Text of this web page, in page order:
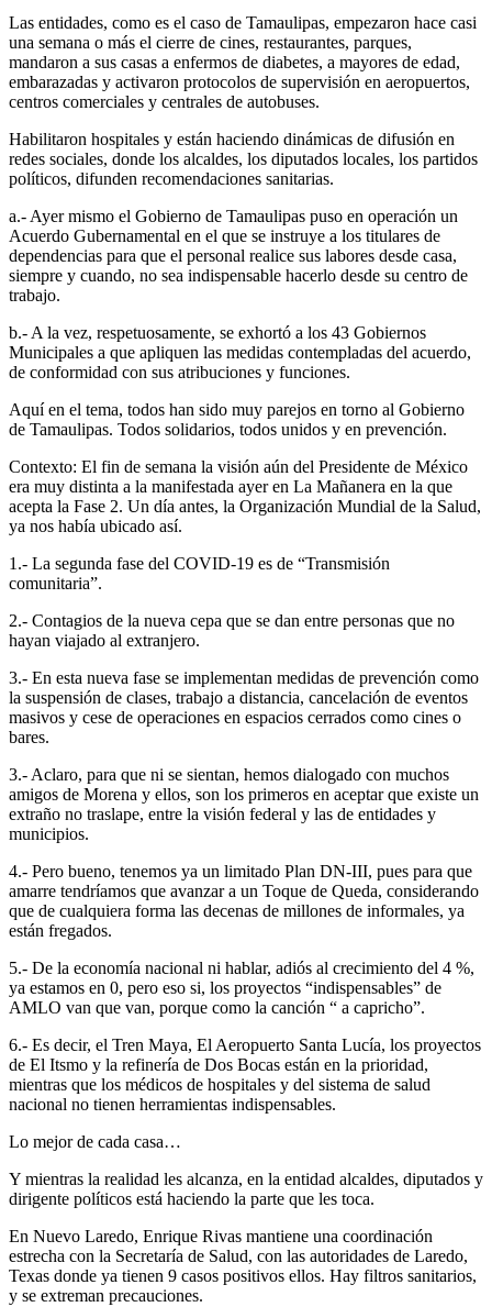
Las entidades, como es el caso de Tamaulipas, empezaron hace casi
una semana o más el cierre de cines, restaurantes, parques,
mandaron a sus casas a enfermos de diabetes, a mayores de edad,
embarazadas y activaron protocolos de supervisión en aeropuertos,
centros comerciales y centrales de autobuses.
Habilitaron hospitales y están haciendo dinámicas de difusión en
redes sociales, donde los alcaldes, los diputados locales, los partidos
políticos, difunden recomendaciones sanitarias.
a.- Ayer mismo el Gobierno de Tamaulipas puso en operación un
Acuerdo Gubernamental en el que se instruye a los titulares de
dependencias para que el personal realice sus labores desde casa,
siempre y cuando, no sea indispensable hacerlo desde su centro de
trabajo.
b.- A la vez, respetuosamente, se exhortó a los 43 Gobiernos
Municipales a que apliquen las medidas contempladas del acuerdo,
de conformidad con sus atribuciones y funciones.
Aquí en el tema, todos han sido muy parejos en torno al Gobierno
de Tamaulipas. Todos solidarios, todos unidos y en prevención.
Contexto: El fin de semana la visión aún del Presidente de México
era muy distinta a la manifestada ayer en La Mañanera en la que
acepta la Fase 2. Un día antes, la Organización Mundial de la Salud,
ya nos había ubicado así.
1.- La segunda fase del COVID-19 es de “Transmisión
comunitaria”.
2.- Contagios de la nueva cepa que se dan entre personas que no
hayan viajado al extranjero.
3.- En esta nueva fase se implementan medidas de prevención como
la suspensión de clases, trabajo a distancia, cancelación de eventos
masivos y cese de operaciones en espacios cerrados como cines o
bares.
3.- Aclaro, para que ni se sientan, hemos dialogado con muchos
amigos de Morena y ellos, son los primeros en aceptar que existe un
extraño no traslape, entre la visión federal y las de entidades y
municipios.
4.- Pero bueno, tenemos ya un limitado Plan DN-III, pues para que
amarre tendríamos que avanzar a un Toque de Queda, considerando
que de cualquiera forma las decenas de millones de informales, ya
están fregados.
5.- De la economía nacional ni hablar, adiós al crecimiento del 4 %,
ya estamos en 0, pero eso si, los proyectos “indispensables” de
AMLO van que van, porque como la canción “ a capricho”.
6.- Es decir, el Tren Maya, El Aeropuerto Santa Lucía, los proyectos
de El Itsmo y la refinería de Dos Bocas están en la prioridad,
mientras que los médicos de hospitales y del sistema de salud
nacional no tienen herramientas indispensables.
Lo mejor de cada casa…
Y mientras la realidad les alcanza, en la entidad alcaldes, diputados y
dirigente políticos está haciendo la parte que les toca.
En Nuevo Laredo, Enrique Rivas mantiene una coordinación
estrecha con la Secretaría de Salud, con las autoridades de Laredo,
Texas donde ya tienen 9 casos positivos ellos. Hay filtros sanitarios,
y se extreman precauciones.